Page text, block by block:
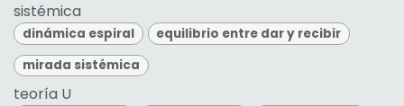
sistémica
dinámica espiral
equilibrio entre dar y recibir
mirada sistémica
teoría U